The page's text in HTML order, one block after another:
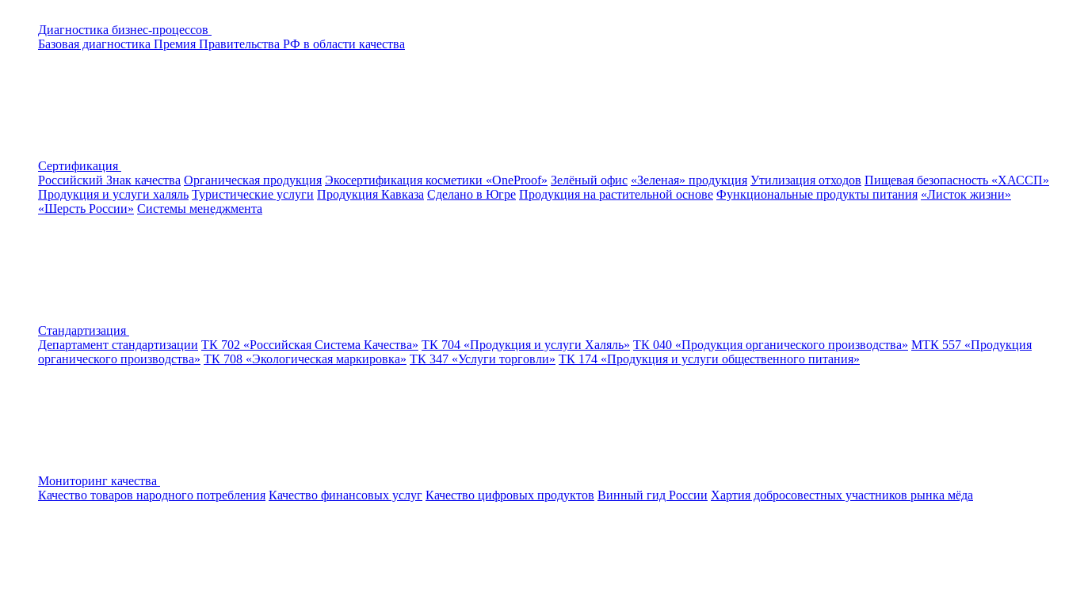
Диагностика бизнес-процессов
Базовая диагностика Премия Правительства РФ в области качества
Сертификация
Российский Знак качества Органическая продукция Экосертификация косметики «OneProof» Зелёный офис «Зеленая» продукция Утилизация отходов Пищевая безопасность «ХАССП»
Продукция и услуги халяль Туристические услуги Продукция Кавказа Сделано в Югре Продукция на растительной основе Функциональные продукты питания «Листок жизни»
«Шерсть России» Системы менеджмента
Стандартизация
Департамент стандартизации ТК 702 «Российская Система Качества» ТК 704 «Продукция и услуги Халяль» ТК 040 «Продукция органического производства» МТК 557 «Продукция
органического производства» ТК 708 «Экологическая маркировка» ТК 347 «Услуги торговли» ТК 174 «Продукция и услуги общественного питания»
Мониторинг качества
Качество товаров народного потребления Качество финансовых услуг Качество цифровых продуктов Винный гид России Хартия добросовестных участников рынка мёда